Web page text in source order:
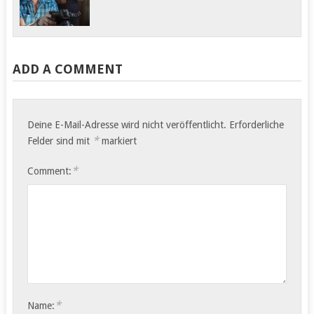
Ambalavao 80 Bike-
ADD A COMMENT
Deine E-Mail-Adresse wird nicht veröffentlicht. Erforderliche
Felder sind mit *markiert
Comment: *
Name: *